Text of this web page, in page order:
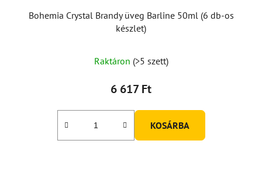
Bohemia Crystal Brandy üveg Barline 50ml (6 db-os
készlet)
Raktáron (>5 szett)
6 617 Ft
KOSÁRBA